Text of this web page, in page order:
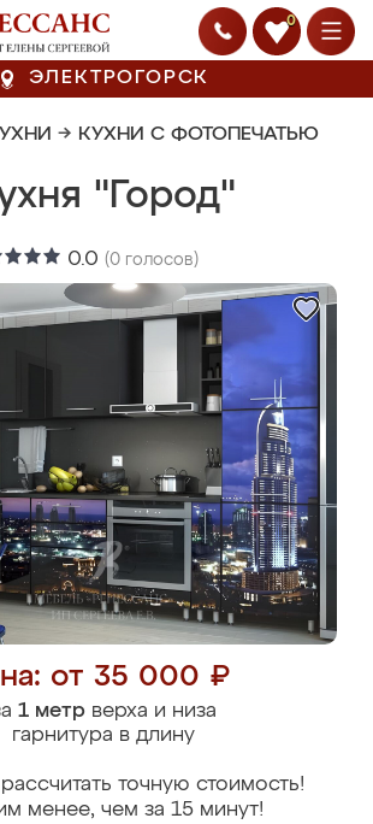
0
ЭЛЕКТРОГОРСК
→ КУХНИ С ФОТОПЕЧАТЬЮ
"Город"
0.0 (0 голосов)
от 35 000 ₽
1 метрверха и низа
гарнитура в длину
точную стоимость!
менее, чем за 15 минут!